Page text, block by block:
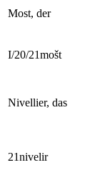
Most, der
I/20/21mošt
Nivellier, das
21nivelir